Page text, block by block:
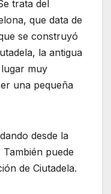
trata del
que data de
se construyó
la antigua
muy
una pequeña
desde la
puede
de Ciutadela.